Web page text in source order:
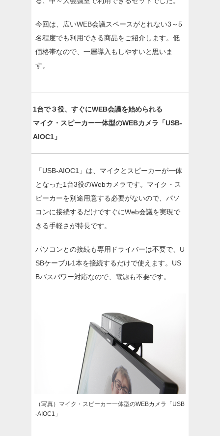
今回は、広いWEB会議スペースがとれない3～5
名程度でも利用できる商品をご紹介します。低
価格帯なので、一層導入もしやすいと思いま
す。
1台で３役、すぐにWEB会議を始められる
マイク・スピーカー一体型のWEBカメラ「USB-
AIOC1」
「USB-AIOC1」は、マイクとスピーカーが一体
となった1台3役のWebカメラです。マイク・ス
ピーカーを別途用意する必要がないので、パソ
コンに接続するだけですぐにWeb会議を実現で
きる手軽さが特長です。
パソコンとの接続も専用ドライバーは不要で、U
SBケーブル1本を接続するだけで使えます。US
Bバスパワー対応なので、電源も不要です。
（写真）マイク・スピーカー一体型のWEBカメラ「USB
-AIOC1」